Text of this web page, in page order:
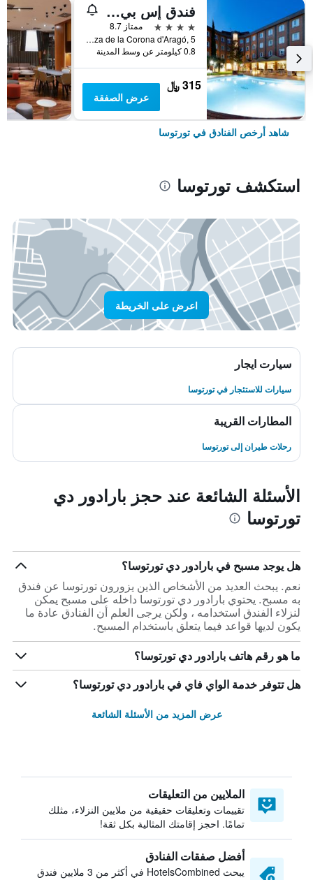
فندق إس بي كورونا تورتوسا
4 نجوم
ممتاز 8.7
Plaza de la Corona d'Aragó, 5, تورتوسا, كاتالونيا, أسبانيا
0.8 كيلومتر عن وسط المدينة
315 ﷼
عرض الصفقة
شاهد أرخص الفنادق في تورتوسا
استكشف تورتوسا
اعرض على الخريطة
سيارت ايجار
سيارات للاستئجار في تورتوسا
المطارات القريبة
رحلات طيران إلى تورتوسا
الأسئلة الشائعة عند حجز بارادور دي
تورتوسا
هل يوجد مسبح في بارادور دي تورتوسا؟
نعم. يبحث العديد من الأشخاص الذين يزورون تورتوسا عن فندق
به مسبح. يحتوي بارادور دي تورتوسا داخله على مسبح يمكن
لنزلاء الفندق استخدامه ، ولكن يرجى العلم أن الفنادق عادة ما
يكون لديها قواعد فيما يتعلق باستخدام المسبح.
ما هو رقم هاتف بارادور دي تورتوسا؟
هل تتوفر خدمة الواي فاي في بارادور دي تورتوسا؟
عرض المزيد من الأسئلة الشائعة
الملايين من التعليقات
تقييمات وتعليقات حقيقية من ملايين النزلاء، مثلك
تمامًا. احجز إقامتك المثالية بكل ثقة!
أفضل صفقات الفنادق
يبحث HotelsCombined في أكثر من 3 ملايين فندق